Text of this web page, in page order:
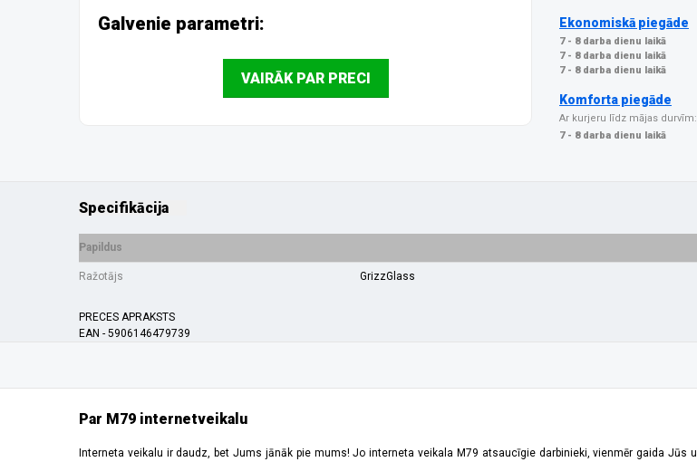
Galvenie parametri:
VAIRĀK PAR PRECI
Ekonomiskā piegāde
7 - 8 darba dienu laikā
7 - 8 darba dienu laikā
7 - 8 darba dienu laikā
Komforta piegāde
Ar kurjeru līdz mājas durvīm:
7 - 8 darba dienu laikā
Specifikācija
Papildus
Ražotājs GrizzGlass
PRECES APRAKSTS
EAN - 5906146479739
Par M79 internetveikalu
Interneta veikalu ir daudz, bet Jums jānāk pie mums! Jo interneta veikala M79 atsaucīgie darbinieki, vienmēr gaida